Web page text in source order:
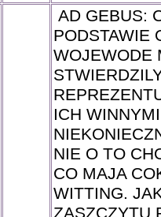
AD GEBUS:
PODSTAWIE
WOJEWODE
ICH
NIE O TO
CO MAJA
WITTING.
ZASZCZYTU